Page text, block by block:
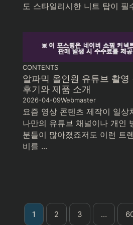
도 스타일리시한 니트 탑이 필
CONTENTS
알파믹 올인원 유튜브 촬영
후기와 제품 소개
2026-04-09Webmaster
요즘 영상 콘텐츠 제작이 일상
나만의 유튜브 채널이나 개인
분들이 많아졌죠저도 이런 트
비를 ...
1 2 3 …